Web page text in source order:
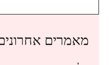
מאמרים